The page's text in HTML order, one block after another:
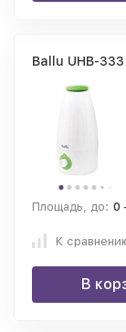
Ballu UHB-
Площадь, до: 0
К
В